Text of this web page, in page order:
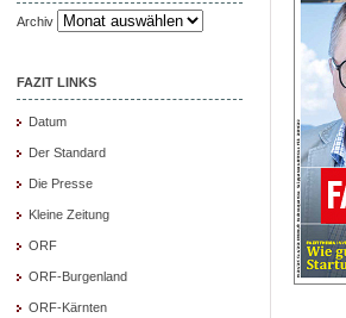
Archiv
FAZIT LINKS
Datum
Der Standard
Die Presse
Kleine Zeitung
ORF
ORF-Burgenland
ORF-Kärnten